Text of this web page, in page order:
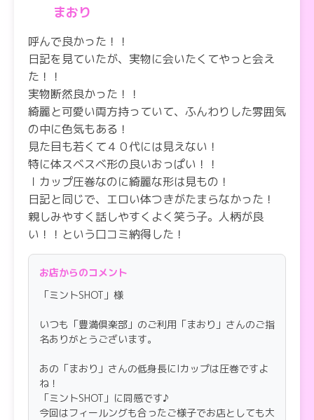
まおり
呼んで良かった！！
日記を見ていたが、実物に会いたくてやっと会え
た！！
実物断然良かった！！
綺麗と可愛い両方持っていて、ふんわりした雰囲気
の中に色気もある！
見た目も若くて４０代には見えない！
特に体スベスベ形の良いおっぱい！！
ｌカップ圧巻なのに綺麗な形は見もの！
日記と同じで、エロい体つきがたまらなかった！
親しみやすく話しやすくよく笑う子。人柄が良
い！！という口コミ納得した！
プレイも誠心誠意尽くしてくれてサービス抜群！！
本気で好きになってしまいそうなくらい素敵な女性
でした！
マオリちゃん！また会いに行くから俺のこと忘れん
お店の方も親切丁寧で安心した！
お店からのコメント
「ミントSHOT」様
いつも「豊満倶楽部」のご利用「まおり」さんのご指
名ありがとうございます。
あの「まおり」さんの低身長にIカップは圧巻ですよ
ね！
「ミントSHOT」に同感です♪
今回はフィールングも合ったご様子でお店としても大